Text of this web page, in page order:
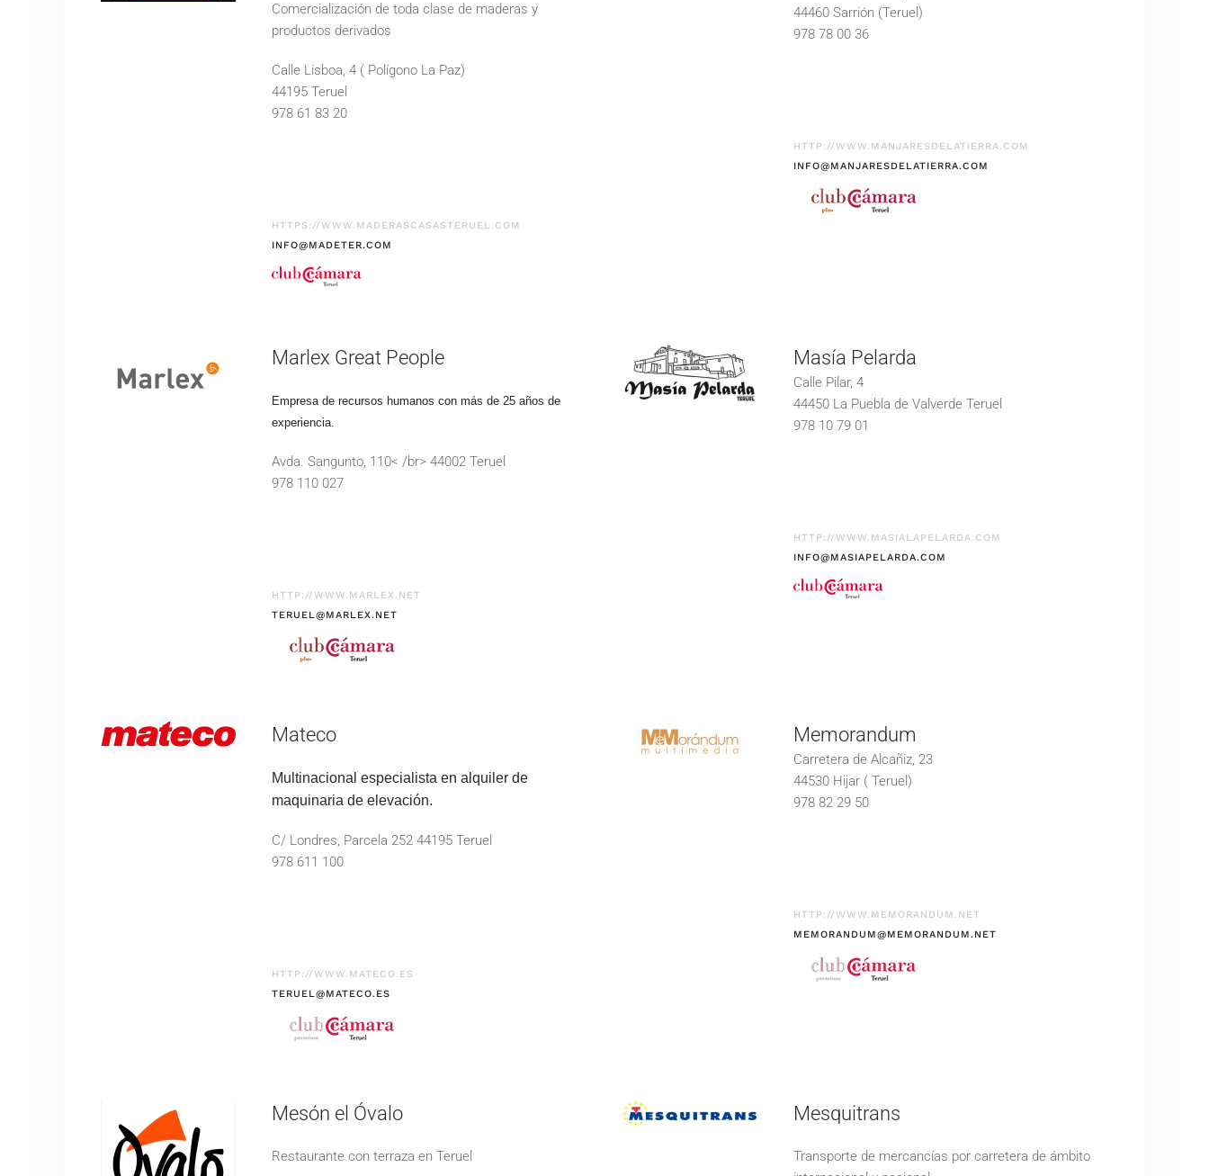
Comercialización de toda clase de maderas y
productos derivados
Calle Lisboa, 4 ( Polígono La Paz)
44195 Teruel
978 61 83 20
HTTPS://WWW.MADERASCASASTERUEL.COM
INFO@MADETER.COM
44460 Sarrión (Teruel)
978 78 00 36
HTTP://WWW.MANJARESDELATIERRA.COM
INFO@MANJARESDELATIERRA.COM
Marlex Great People
Empresa de recursos humanos con más de 25 años de
experiencia.
Avda. Sangunto, 110< /br> 44002 Teruel
978 110 027
HTTP://WWW.MARLEX.NET
TERUEL@MARLEX.NET
Masía Pelarda
Calle Pilar, 4
44450 La Puebla de Valverde Teruel
978 10 79 01
HTTP://WWW.MASIALAPELARDA.COM
INFO@MASIAPELARDA.COM
Mateco
Multinacional especialista en alquiler de
maquinaria de elevación.
C/ Londres, Parcela 252 44195 Teruel
978 611 100
HTTP://WWW.MATECO.ES
TERUEL@MATECO.ES
Memorandum
Carretera de Alcañiz, 23
44530 Hijar ( Teruel)
978 82 29 50
HTTP://WWW.MEMORANDUM.NET
MEMORANDUM@MEMORANDUM.NET
Mesón el Óvalo
Restaurante con terraza en Teruel
Mesquitrans
Transporte de mercancías por carretera de ámbito